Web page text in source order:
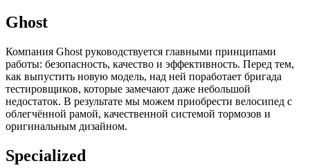
Ghost
Компания Ghost руководствуется главными принципами
работы: безопасность, качество и эффективность. Перед тем,
как выпустить новую модель, над ней поработает бригада
тестировщиков, которые замечают даже небольшой
недостаток. В результате мы можем приобрести велосипед с
облегчённой рамой, качественной системой тормозов и
оригинальным дизайном.
Specialized